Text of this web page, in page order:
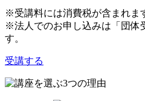
※受講料には消費税が含まれま
※法人でのお申し込みは「団体
す。
受講する